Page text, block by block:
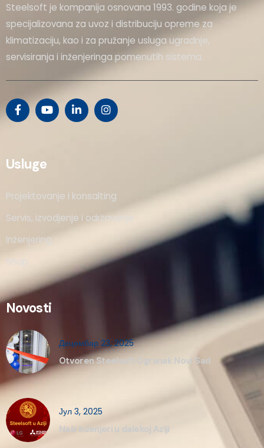
Steelsoft je kompanija osnovana 1993. godine koja je
specijalizovana za uvoz i distribuciju opreme za
klimatizaciju, kao i za pružanje usluga ugradnje,
servisiranja i inženjeringa pomenutih sistema.
Usluge
Projektovanje i konsalting
Servis, izvodjenje i održavanje
Inženjering
Shop
Novosti
Децембар 23, 2025
Otvoren Steelsoft Ogranak Novi Sad
Јул 3, 2025
Naši inženjeri u dalekoj Aziji